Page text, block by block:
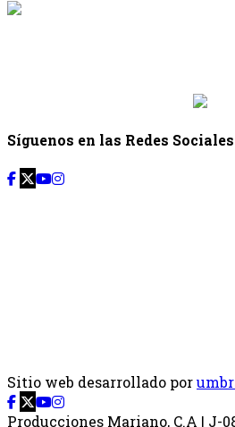
Síguenos en las Redes Sociales
Sitio web desarrollado por
Producciones Mariano, C.A | J-